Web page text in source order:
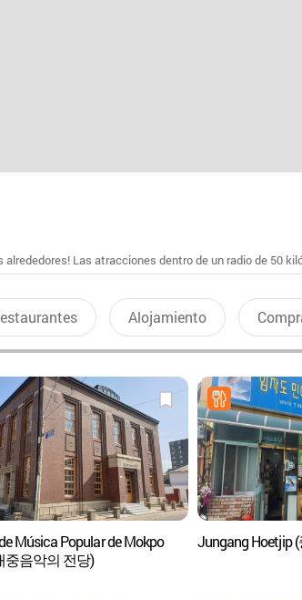
Las atracciones dentro de un radio de 50
Alojamiento
Música Popular de Mokpo
중음악의 전당)
Jungang Hoetjip